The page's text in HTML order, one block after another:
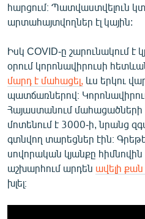
հարցում։ Պատվաստվելուն
արտահայտվողներ էլ կային:
Իսկ COVID-ը շարունակում է
օրում կորոնավիրուսի
մարդ է մահացել, ևս երկու
պատճառներով։
Հայաստանում մահացածների
մոտենում է 3000-ի, նրանց
գտնվող տարեցներ էին։
սովորական կյանքը
աշխարհում արդեն ավելի քան
խլել։